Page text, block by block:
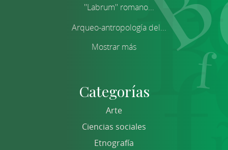
''Labrum'' romano...
Arqueo-antropología del...
Mostrar más
Categorías
Arte
Ciencias sociales
Etnografía